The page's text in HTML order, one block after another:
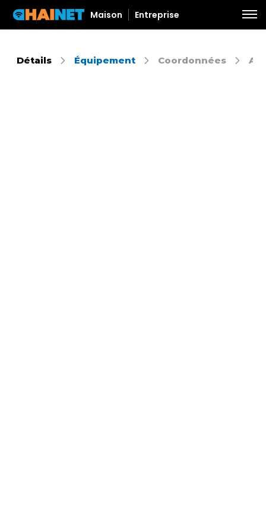
Maison Entreprise
Détails Équipement Coordonnées